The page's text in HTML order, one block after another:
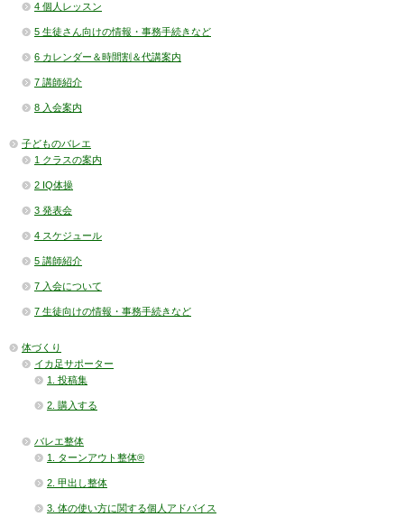
4 個人レッスン
5 生徒さん向けの情報・事務手続きなど
6 カレンダー＆時間割＆代講案内
7 講師紹介
8 入会案内
子どものバレエ
1 クラスの案内
2 IQ体操
3 発表会
4 スケジュール
5 講師紹介
7 入会について
7 生徒向けの情報・事務手続きなど
体づくり
イカ足サポーター
1. 投稿集
2. 購入する
バレエ整体
1. ターンアウト整体®
2. 甲出し整体
3. 体の使い方に関する個人アドバイス